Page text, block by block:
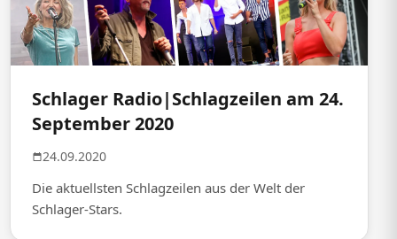
Schlager Radio|Schlagzeilen am 24.
September 2020
24.09.2020
Die aktuellsten Schlagzeilen aus der Welt der
Schlager-Stars.